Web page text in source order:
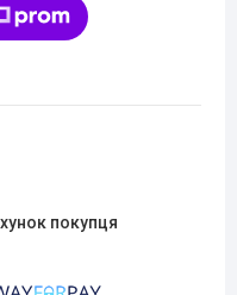
покупця